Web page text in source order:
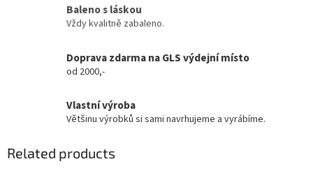
Baleno s láskou
Vždy kvalitně zabaleno.
Doprava zdarma na GLS výdejní místo
od 2000,-
Vlastní výroba
Většinu výrobků si sami navrhujeme a vyrábíme.
Related products